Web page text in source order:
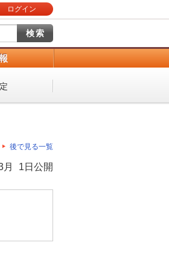
ログイン
後で見る一覧
月 1日公開